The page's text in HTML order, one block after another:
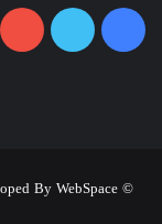
فيسبوك
تويتر
© Copyright 2026, All Rights Reserved |
By WebSpace